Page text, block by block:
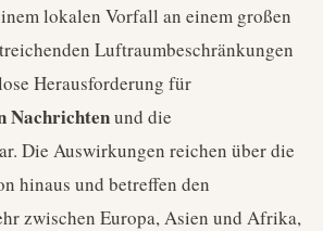
lokalen Vorfall an einem großen
Luftraumbeschränkungen
Herausforderung für
Nachrichtenund die
Die Auswirkungen reichen über die
hinaus und betreffen den
zwischen Europa, Asien und Afrika,